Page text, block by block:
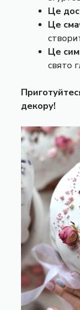
Це
Це
Це
свято
декору!